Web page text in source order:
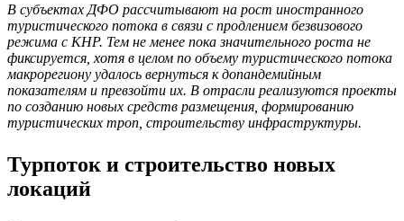
В субъектах ДФО рассчитывают на рост иностранного
туристического потока в связи с продлением безвизового
режима с КНР. Тем не менее пока значительного роста не
фиксируется, хотя в целом по объему туристического потока
макрорегиону удалось вернуться к допандемийным
показателям и превзойти их. В отрасли реализуются проекты
по созданию новых средств размещения, формированию
туристических троп, строительству инфраструктуры.
Турпоток и строительство новых
локаций